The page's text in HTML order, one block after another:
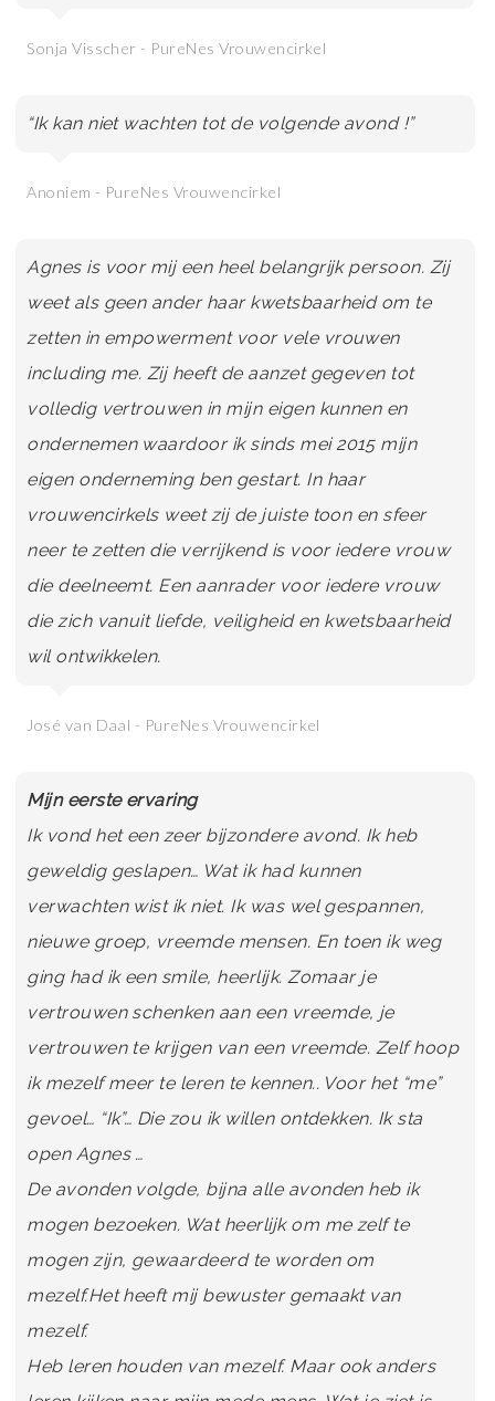
Sonja Visscher - PureNes Vrouwencirkel
“Ik kan niet wachten tot de volgende avond !”
Anoniem - PureNes Vrouwencirkel
Agnes is voor mij een heel belangrijk persoon. Zij
weet als geen ander haar kwetsbaarheid om te
zetten in empowerment voor vele vrouwen
including me. Zij heeft de aanzet gegeven tot
volledig vertrouwen in mijn eigen kunnen en
ondernemen waardoor ik sinds mei 2015 mijn
eigen onderneming ben gestart. In haar
vrouwencirkels weet zij de juiste toon en sfeer
neer te zetten die verrijkend is voor iedere vrouw
die deelneemt. Een aanrader voor iedere vrouw
die zich vanuit liefde, veiligheid en kwetsbaarheid
wil ontwikkelen.
José van Daal - PureNes Vrouwencirkel
Mijn eerste ervaring
Ik vond het een zeer bijzondere avond. Ik heb
geweldig geslapen… Wat ik had kunnen
verwachten wist ik niet. Ik was wel gespannen,
nieuwe groep, vreemde mensen. En toen ik weg
ging had ik een smile, heerlijk. Zomaar je
vertrouwen schenken aan een vreemde, je
vertrouwen te krijgen van een vreemde. Zelf hoop
ik mezelf meer te leren te kennen.. Voor het “me”
gevoel… “Ik”… Die zou ik willen ontdekken. Ik sta
open Agnes …
De avonden volgde, bijna alle avonden heb ik
mogen bezoeken. Wat heerlijk om me zelf te
mogen zijn, gewaardeerd te worden om
mezelf.Het heeft mij bewuster gemaakt van
mezelf.
Heb leren houden van mezelf. Maar ook anders